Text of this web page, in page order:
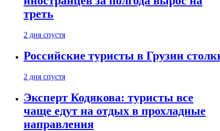
треть
2 дня спустя
Российские туристы в Грузии
2 дня спустя
Эксперт Кодякова: туристы все
чаще едут на отдых в прохладные
направления